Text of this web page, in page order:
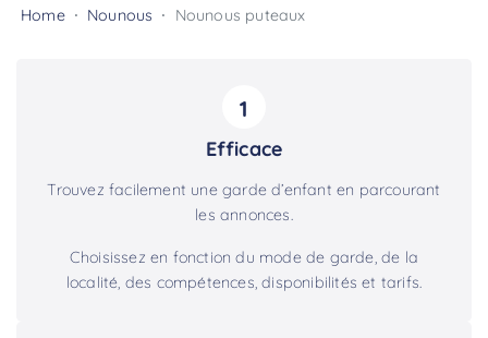
Home Nounous Nounous puteaux
1
Efficace
Trouvez facilement une garde d’enfant en parcourant
les annonces.
Choisissez en fonction du mode de garde, de la
localité, des compétences, disponibilités et tarifs.